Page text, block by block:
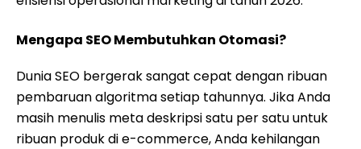
Mengapa SEO Membutuhkan Otomasi?
Dunia SEO bergerak sangat cepat dengan ribuan
pembaruan algoritma setiap tahunnya. Jika Anda
masih menulis meta deskripsi satu per satu untuk
ribuan produk di e-commerce, Anda kehilangan